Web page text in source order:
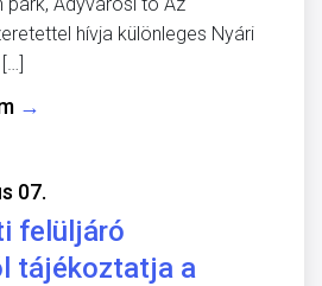
hívja különleges Nyári
→
07.
felüljáró
tájékoztatja a